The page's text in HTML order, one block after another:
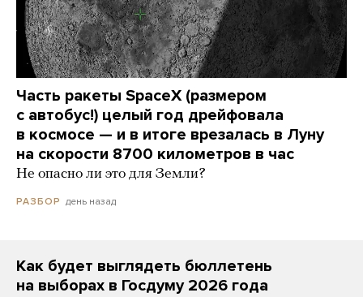
Часть ракеты SpaceX (размером
с автобус!) целый год дрейфовала
в космосе — и в итоге врезалась в Луну
на скорости 8700 километров в час
Не опасно ли это для Земли?
РАЗБОР день назад
Как будет выглядеть бюллетень
на выборах в Госдуму 2026 года